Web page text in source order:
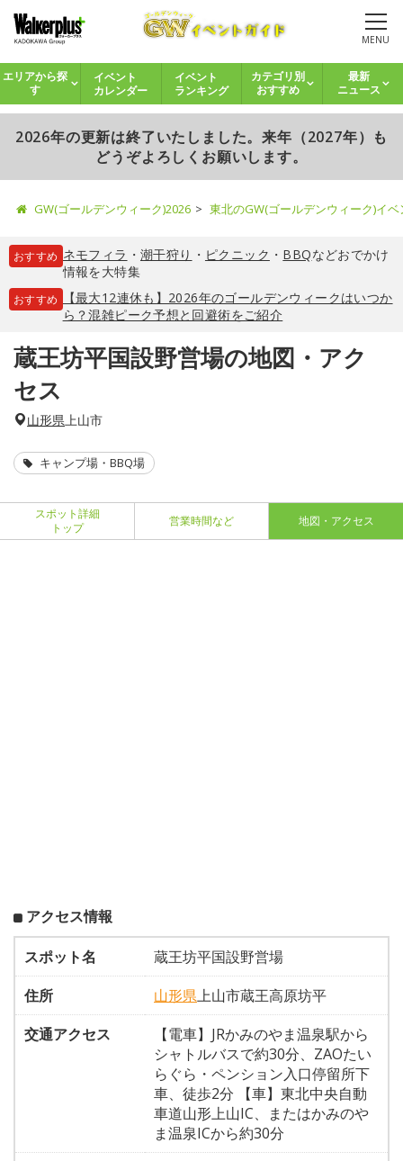
MENU
エリアから探
す
イベント
カレンダー
イベント
ランキング
カテゴリ別
おすすめ
最新
ニュース
2026年の更新は終了いたしました。来年（2027年）も
どうぞよろしくお願いします。
GW(ゴールデンウィーク)2026 東北のGW(ゴールデンウィーク)イ
おすすめ ネモフィラ ・ 潮干狩り ・ ピクニック ・ BBQなどおでかけ
情報を大特集
おすすめ
【最大12連休も】2026年のゴールデンウィークはいつか
ら？混雑ピーク予想と回避術をご紹介
蔵王坊平国設野営場の地図・アク
セス
山形県上山市
キャンプ場・BBQ場
スポット詳細
トップ
営業時間など 地図・アクセス
アクセス情報
スポット名
蔵王坊平国設野営場
住所
山形県上山市蔵王高原坊平
交通アクセス
【電車】JRかみのやま温泉駅から
シャトルバスで約30分、ZAOたい
らぐら・ペンション入口停留所下
車、徒歩2分 【車】東北中央自動
車道山形上山IC、またはかみのや
ま温泉ICから約30分